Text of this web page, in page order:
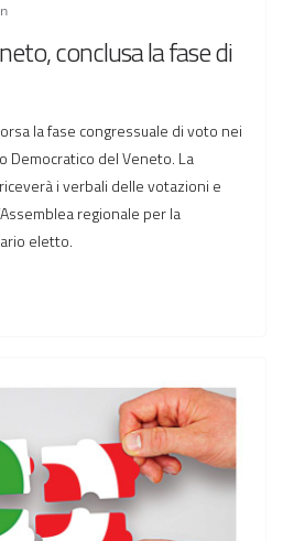
conclusa la fase di
la fase congressuale di voto nei
Democratico del Veneto. La
i verbali delle votazioni e
regionale per la
eletto.